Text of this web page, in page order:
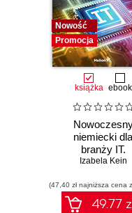
Nowość
Promocja
książka ebook
niemiecki dla
branży IT.
Praktyczne
ćwiczenia
Izabela Kein
(47,40 zł najniższa cena
49.77